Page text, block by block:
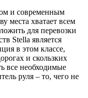
и современным
места хватает всем
для перевозки
Stella является
в этом классе,
и скользких
все необходимые
руля – то, чего не